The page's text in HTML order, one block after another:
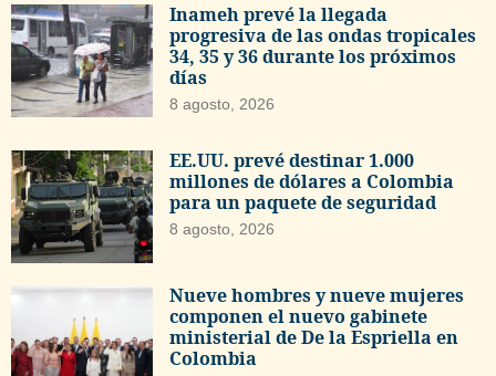
Inameh prevé la llegada
progresiva de las ondas tropicales
34, 35 y 36 durante los próximos
días
8 agosto, 2026
EE.UU. prevé destinar 1.000
millones de dólares a Colombia
para un paquete de seguridad
8 agosto, 2026
Nueve hombres y nueve mujeres
componen el nuevo gabinete
ministerial de De la Espriella en
Colombia